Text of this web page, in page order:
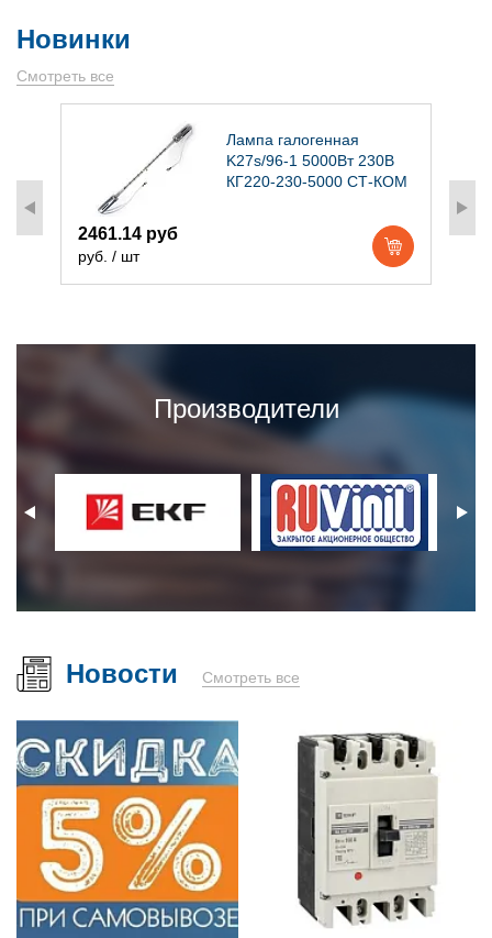
Новинки
Смотреть все
Лампа галогенная
K27s/96-1 5000Вт 230В
КГ220-230-5000 СТ-КОМ
2461.14 руб
руб. / шт
Производители
Новости Смотреть все